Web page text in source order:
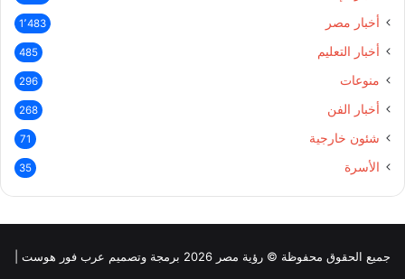
أخبار مصر 1٬483
أخبار التعليم 485
منوعات 296
أخبار الفن 268
شئون خارجية 71
الأسرة 35
جميع الحقوق محفوظة © رؤية مصر 2026 برمجة وتصميم عرب فور هوست |